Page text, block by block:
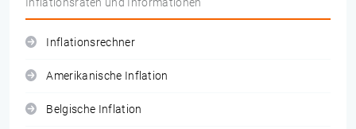
Inflationsrechner
Amerikanische Inflation
Belgische Inflation